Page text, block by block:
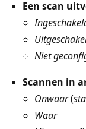
Een scan
Niet
Scannen in
Onwaar(
Waar